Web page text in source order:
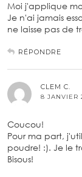
Moi j'applique
Je n'ai jamais
ne laisse pas de
RÉPONDRE
CLEM C.
8 JANVIER
Coucou!
Pour ma part,
poudre! :). Je le
Bisous!